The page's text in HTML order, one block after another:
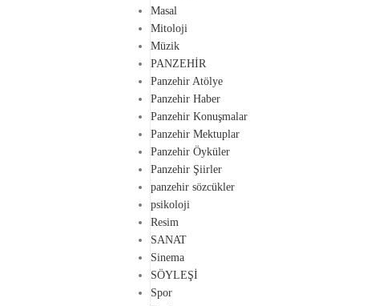
Masal
Mitoloji
Müzik
PANZEHİR
Panzehir Atölye
Panzehir Haber
Panzehir Konuşmalar
Panzehir Mektuplar
Panzehir Öyküler
Panzehir Şiirler
panzehir sözcükler
psikoloji
Resim
SANAT
Sinema
SÖYLEŞİ
Spor